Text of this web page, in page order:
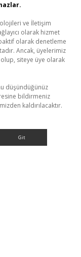
ve İletişim
olarak hizmet
olarak denetleme
Ancak, üyelerimiz
siteye üye olarak
düşündüğünüz
bildirmeniz
kaldırılacaktır.